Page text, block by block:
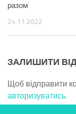
разом
24.11.2022
ЗАЛИШИТИ
Щоб відправити
авторизуватись.